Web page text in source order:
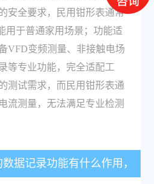
安全要求，民用钳形表通常
用于普通家用场景；功能适
VFD变频测量、非接触电场
等专业功能，完全适配工
测试需求，而民用钳形表通
流测量，无法满足专业检测
据记录功能有什么作用，